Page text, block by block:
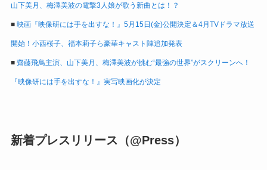
山下美月、梅澤美波の電撃3人娘が歌う新曲とは！？
■ 映画『映像研には手を出すな！』5月15日(金)公開決定＆4月TVドラマ放送
開始！小西桜子、福本莉子ら豪華キャスト陣追加発表
■ 齋藤飛鳥主演、山下美月、梅澤美波が挑む“最強の世界”がスクリーンへ！
『映像研には手を出すな！』実写映画化が決定
新着プレスリリース（@Press）